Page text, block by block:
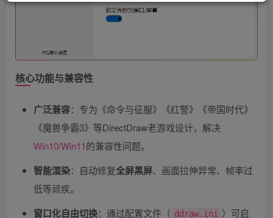
核心功能与兼容性
广泛兼容​：专为《命令与征服》《红警》《帝国时代》
《魔兽争霸3》等DirectDraw老游戏设计，解决
Win10/Win11的兼容性问题。
智能渲染​：自动修复全屏黑屏、画面拉伸异常、帧率过
低等顽疾。
窗口化自由切换​：通过配置文件（ ddraw.ini
）可启